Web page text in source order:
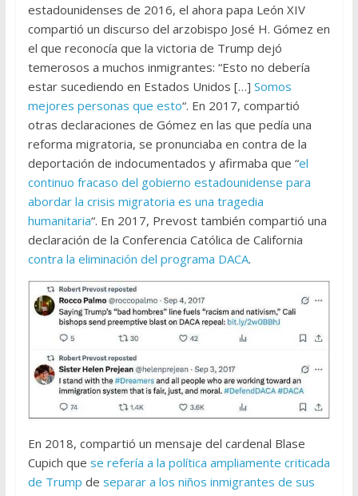
estadounidenses de 2016, el ahora papa León XIV
compartió un discurso del arzobispo José H. Gómez en
el que reconocía que la victoria de Trump dejó
temerosos a muchos inmigrantes: “Esto no debería
estar sucediendo en Estados Unidos […] Somos
mejores personas que esto“. En 2017, compartió
otras declaraciones de Gómez en las que pedía una
reforma migratoria, se pronunciaba en contra de la
deportación de indocumentados y afirmaba que “el
continuo fracaso del gobierno estadounidense para
abordar la crisis migratoria es una tragedia
humanitaria“. En 2017, Prevost también compartió una
declaración de la Conferencia Católica de California
contra la eliminación del programa DACA.
En 2018, compartió un mensaje del cardenal Blase
Cupich que se refería a la política ampliamente criticada
de Trump de separar a los niños inmigrantes de sus